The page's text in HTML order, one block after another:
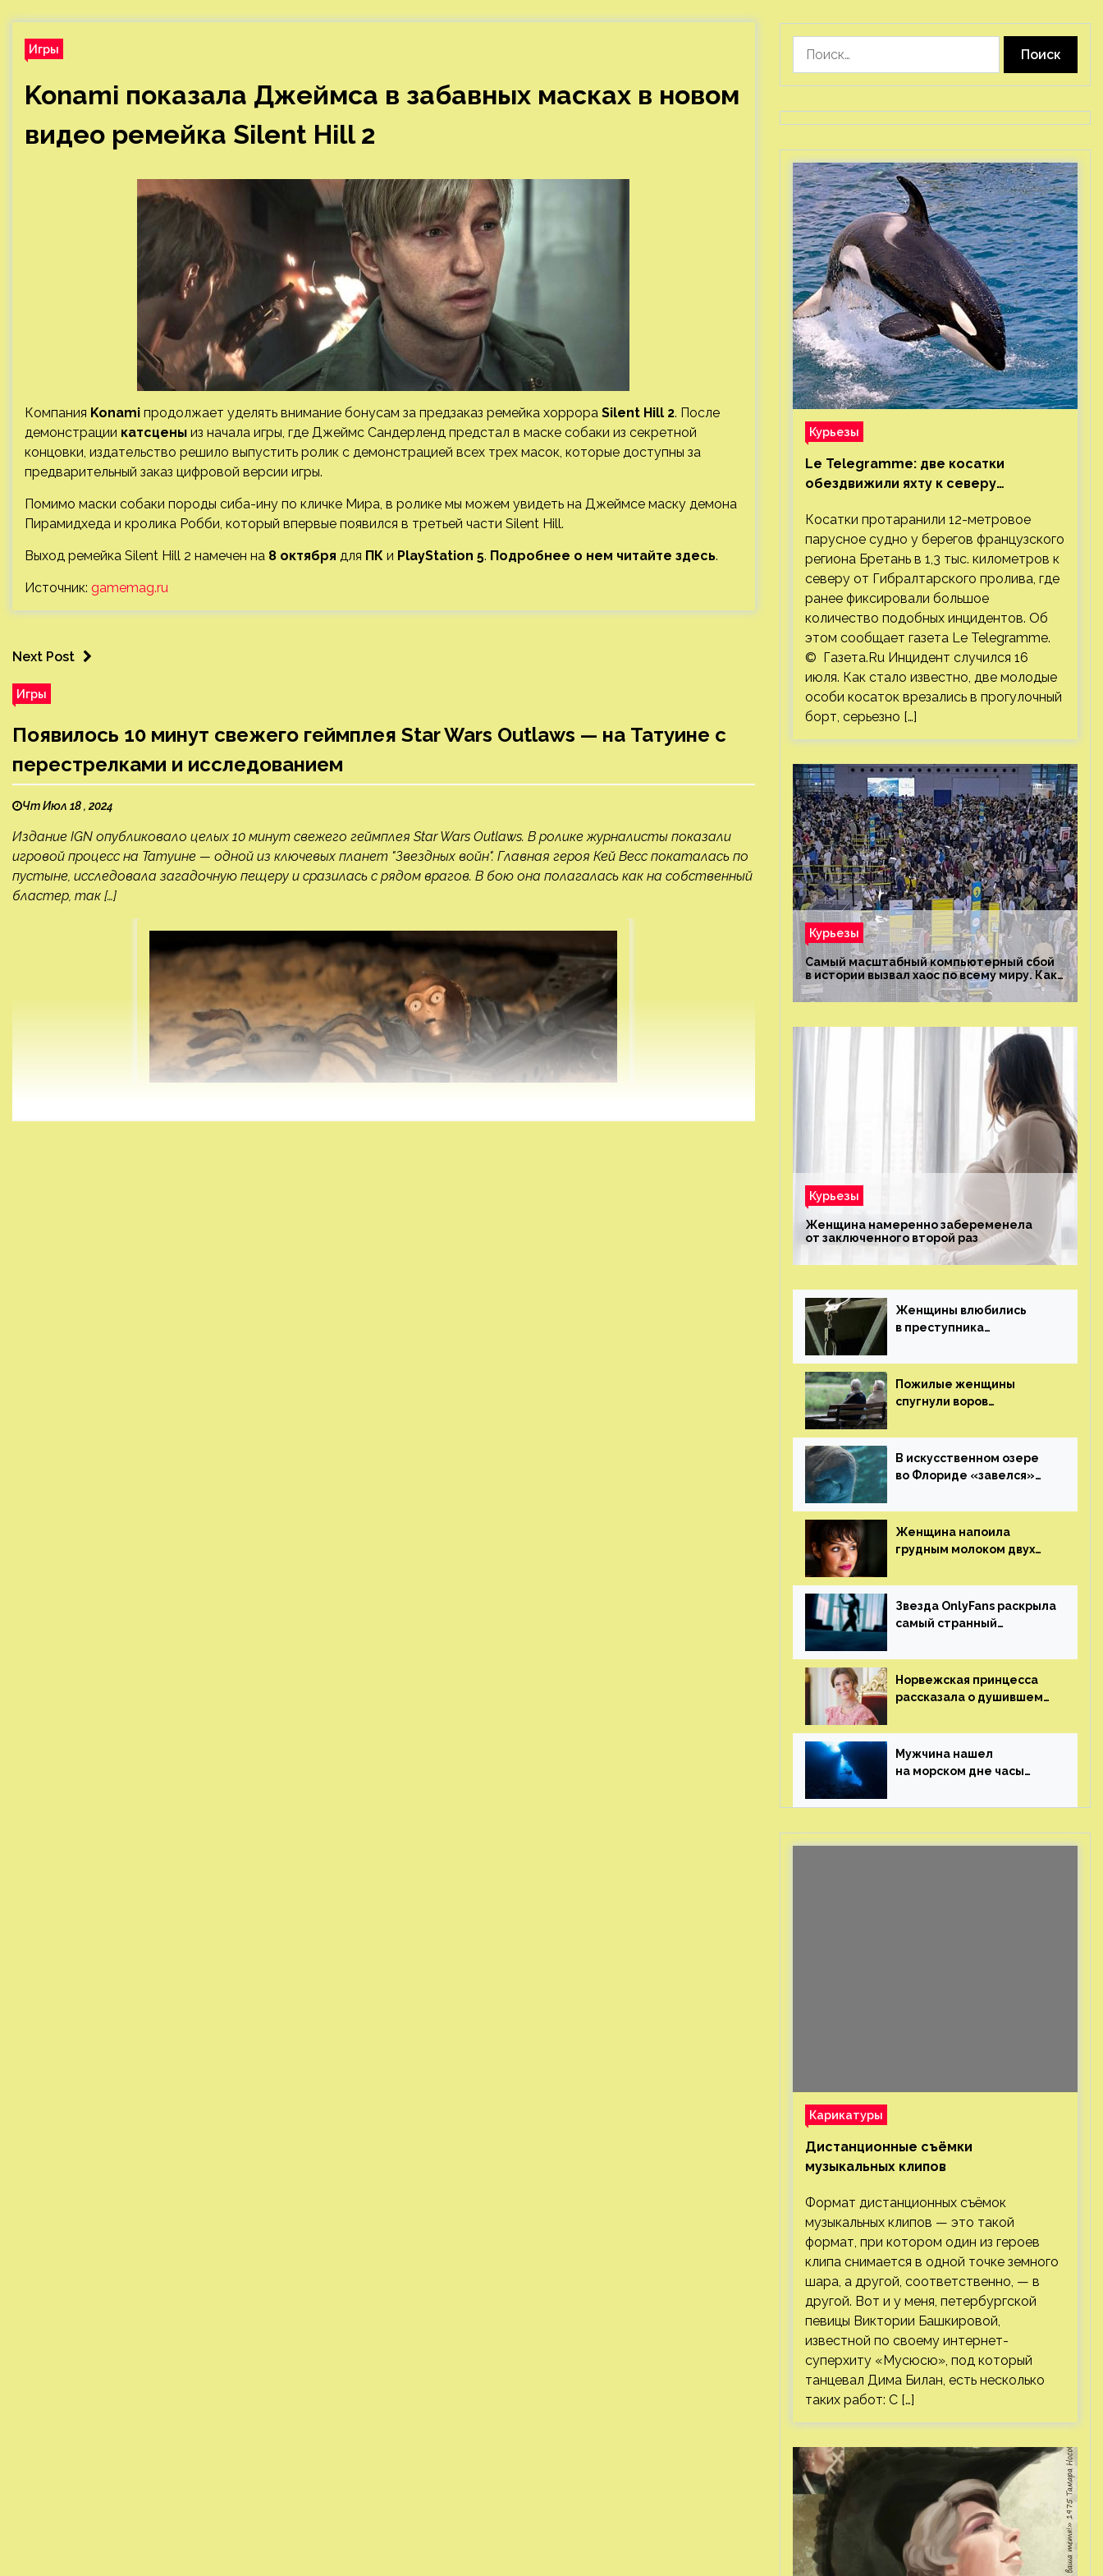
Игры
Konami показала Джеймса в забавных масках в новом
видео ремейка Silent Hill 2
Компания Konami продолжает уделять внимание бонусам за предзаказ ремейка хоррора Silent Hill 2. После
демонстрации катсцены из начала игры, где Джеймс Сандерленд предстал в маске собаки из секретной
концовки, издательство решило выпустить ролик с демонстрацией всех трех масок, которые доступны за
предварительный заказ цифровой версии игры.
Помимо маски собаки породы сиба-ину по кличке Мира, в ролике мы можем увидеть на Джеймсе маску демона
Пирамидхеда и кролика Робби, который впервые появился в третьей части Silent Hill.
Выход ремейка Silent Hill 2 намечен на 8 октября для ПК и PlayStation 5. Подробнее о нем читайте здесь.
Источник: gamemag.ru
Next Post
Игры
Появилось 10 минут свежего геймплея Star Wars Outlaws — на Татуине с
перестрелками и исследованием
Чт Июл 18 , 2024
Издание IGN опубликовало целых 10 минут свежего геймплея Star Wars Outlaws. В ролике журналисты показали
игровой процесс на Татуине — одной из ключевых планет "Звездных войн". Главная героя Кей Весс покаталась по
пустыне, исследовала загадочную пещеру и сразилась с рядом врагов. В бою она полагалась как на собственный
бластер, так […]
Курьезы
Le Telegramme: две косатки
обездвижили яхту к северу
Косатки протаранили 12-метровое
парусное судно у берегов французского
региона Бретань в 1,3 тыс. километров к
северу от Гибралтарского пролива, где
ранее фиксировали большое
количество подобных инцидентов. Об
этом сообщает газета Le Telegramme.
© Газета.Ru Инцидент случился 16
июля. Как стало известно, две молодые
особи косаток врезались в прогулочный
борт, серьезно […]
Курьезы
Самый масштабный компьютерный сбой
в истории вызвал хаос по всему миру. Как
это было?
Курьезы
Женщина намеренно забеременела
от заключенного второй раз
Женщины влюбились
в преступника
судью сохранить ему
жизнь
Пожилые женщины
спугнули воров
В искусственном озере
во Флориде «завелся»
Женщина напоила
грудным молоком двух
Звезда OnlyFans раскрыла
самый странный
от фаната
Норвежская принцесса
рассказала о душившем
генерала
Мужчина нашел
на морском дне часы
рублей с помощью
Карикатуры
Дистанционные съёмки
музыкальных клипов⁠⁠
Формат дистанционных съёмок
музыкальных клипов — это такой
формат, при котором один из героев
клипа снимается в одной точке земного
шара, а другой, соответственно, — в
другой. Вот и у меня, петербургской
певицы Виктории Башкировой,
известной по своему интернет-
суперхиту «Мусюсю», под который
танцевал Дима Билан, есть несколько
таких работ: С […]